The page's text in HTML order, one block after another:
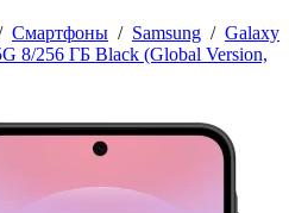
Смартфоны / Samsung / Galaxy
8/256 ГБ Black (Global Version,